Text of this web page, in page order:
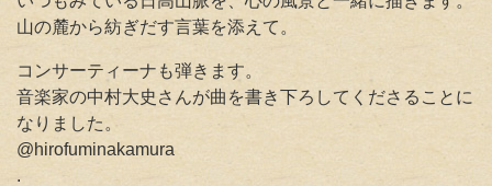
山の麓から紡ぎだす言葉を添えて。
コンサーティーナも弾きます。
音楽家の中村大史さんが曲を書き下ろしてくださることに
なりました。
@hirofuminakamura
.